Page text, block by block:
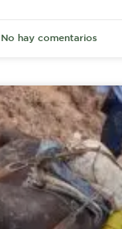
No hay comentarios